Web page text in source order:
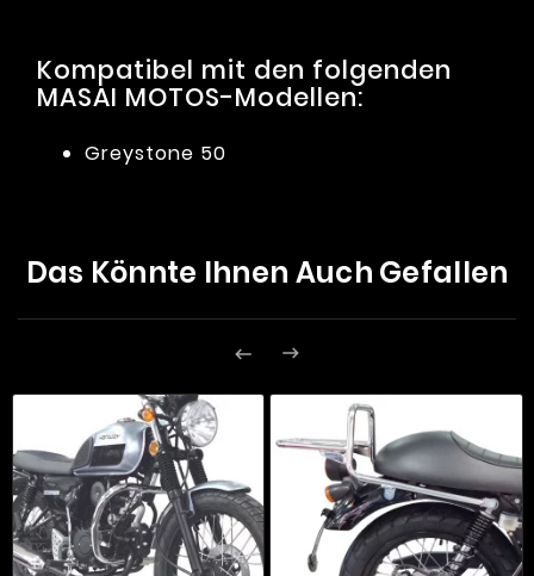
Kompatibel mit den folgenden
MASAI MOTOS-Modellen:
Greystone 50
Das Könnte Ihnen Auch Gefallen
 